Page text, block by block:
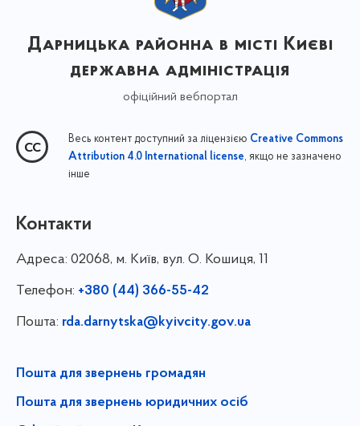
Дарницька районна в місті Києві
державна адміністрація
офіційний вебпортал
Весь контент доступний за ліцензією Creative Commons
Attribution 4.0 International license, якщо не зазначено
інше
Контакти
Адреса: 02068, м. Київ, вул. О. Кошиця, 11
Телефон: +380 (44) 366-55-42
Пошта: rda.darnytska@kyivcity.gov.ua
Пошта для звернень громадян
Пошта для звернень юридичних осіб